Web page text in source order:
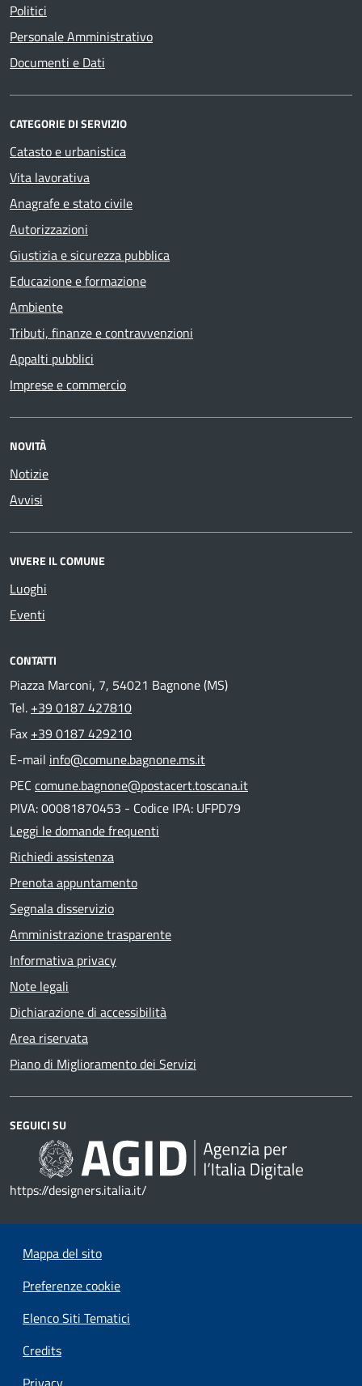
Politici
Personale Amministrativo
Documenti e Dati
CATEGORIE DI SERVIZIO
Catasto e urbanistica
Vita lavorativa
Anagrafe e stato civile
Autorizzazioni
Giustizia e sicurezza pubblica
Educazione e formazione
Ambiente
Tributi, finanze e contravvenzioni
Appalti pubblici
Imprese e commercio
NOVITÀ
Notizie
Avvisi
VIVERE IL COMUNE
Luoghi
Eventi
CONTATTI
Piazza Marconi, 7, 54021 Bagnone (MS)
Tel. +39 0187 427810
Fax +39 0187 429210
E-mail info@comune.bagnone.ms.it
PEC comune.bagnone@postacert.toscana.it
PIVA: 00081870453 - Codice IPA: UFPD79
Leggi le domande frequenti
Richiedi assistenza
Prenota appuntamento
Segnala disservizio
Amministrazione trasparente
Informativa privacy
Note legali
Dichiarazione di accessibilità
Area riservata
Piano di Miglioramento dei Servizi
SEGUICI SU
https://designers.italia.it/
Mappa del sito
Preferenze cookie
Elenco Siti Tematici
Credits